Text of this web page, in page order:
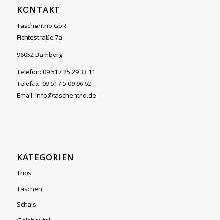
KONTAKT
Taschentrio GbR
Fichtestraße 7a
96052 Bamberg
Telefon: 09 51 / 25 29 33 11
Telefax: 09 51 / 5 09 96 62
Email: info@taschentrio.de
KATEGORIEN
Trios
Taschen
Schals